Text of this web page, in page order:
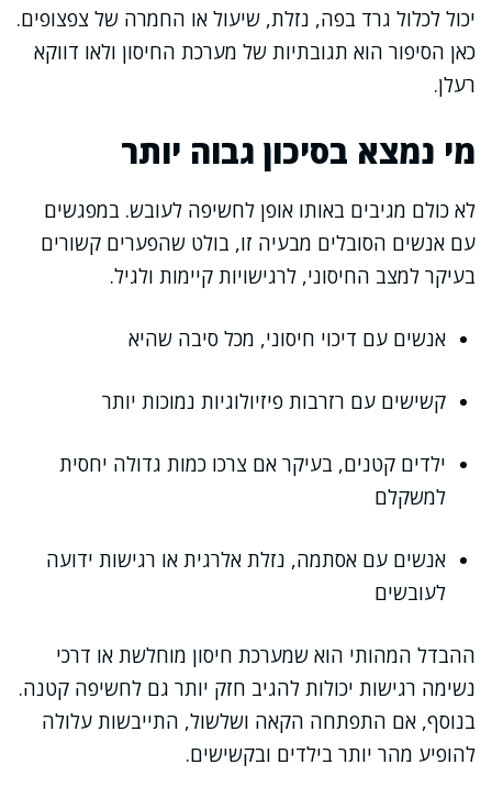
יכול לכלול גרד בפה, נזלת, שיעול או החמרה של צפצופים.
כאן הסיפור הוא תגובתיות של מערכת החיסון ולאו דווקא
רעלן.
מי נמצא בסיכון גבוה יותר
לא כולם מגיבים באותו אופן לחשיפה לעובש. במפגשים
עם אנשים הסובלים מבעיה זו, בולט שהפערים קשורים
בעיקר למצב החיסוני, לרגישויות קיימות ולגיל.
אנשים עם דיכוי חיסוני, מכל סיבה שהיא
קשישים עם רזרבות פיזיולוגיות נמוכות יותר
ילדים קטנים, בעיקר אם צרכו כמות גדולה יחסית
למשקלם
אנשים עם אסתמה, נזלת אלרגית או רגישות ידועה
לעובשים
ההבדל המהותי הוא שמערכת חיסון מוחלשת או דרכי
נשימה רגישות יכולות להגיב חזק יותר גם לחשיפה קטנה.
בנוסף, אם התפתחה הקאה ושלשול, התייבשות עלולה
להופיע מהר יותר בילדים ובקשישים.